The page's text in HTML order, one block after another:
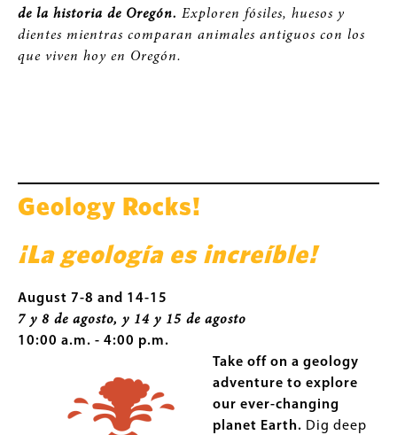
de la historia de Oregón. Exploren fósiles, huesos y
dientes mientras comparan animales antiguos con los
que viven hoy en Oregón.
Geology Rocks!
¡La geología es increíble!
August 7-8 and 14-15
7 y 8 de agosto, y 14 y 15 de agosto
10:00 a.m. - 4:00 p.m.
Take off on a geology
adventure to explore
our ever-changing
planet Earth. Dig deep